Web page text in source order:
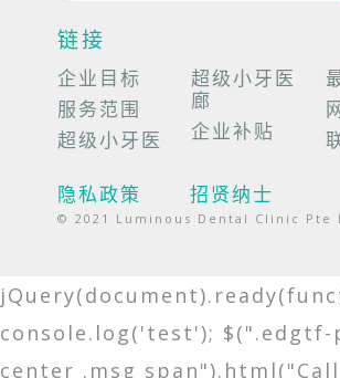
链接
企业目标
服务范围
超级小牙医
超级小牙医
廊
企业补贴
隐私政策 招贤纳士
© 2021 Luminous Dental Clinic Pte
console.log('test');
center .msg